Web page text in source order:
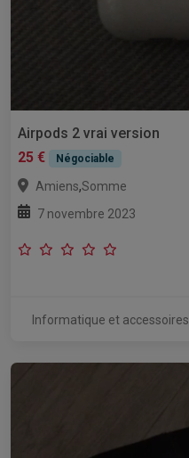
Airpods 2 vrai version
25 €
Négociable
Amiens,Somme
7 novembre 2023
Informatique et accessoires